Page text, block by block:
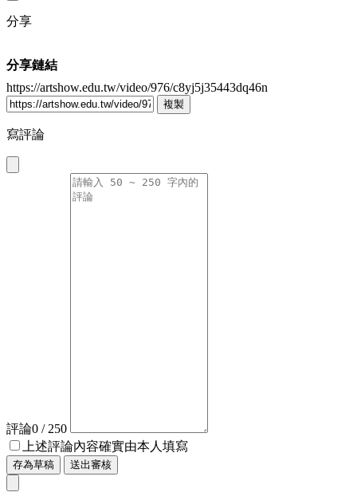
分享
分享鏈結
https://artshow.edu.tw/video/976/c8yj5j35443dq46n
複製
寫評論
評論0 / 250
上述評論內容確實由本人填寫
存為草稿 送出審核